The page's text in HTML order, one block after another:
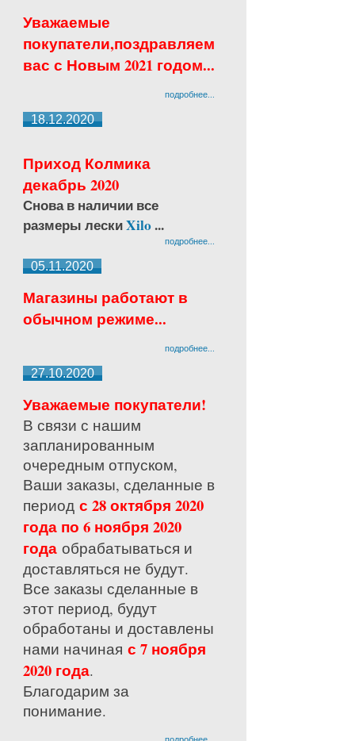
Уважаемые
покупатели,поздравляем
вас с Новым 2021 годом...
подробнее...
18.12.2020
Приход Колмика
декабрь 2020
Снова в наличии все
размеры лескиXilo...
подробнее...
05.11.2020
Магазины работают в
обычном режиме...
подробнее...
27.10.2020
Уважаемые покупатели!
В связи с нашим
запланированным
очередным отпуском,
Ваши заказы, сделанные в
период с 28 октября 2020
года по 6 ноября 2020
года обрабатываться и
доставляться не будут.
Все заказы сделанные в
этот период, будут
обработаны и доставлены
нами начиная с 7 ноября
2020 года.
Благодарим за
понимание.